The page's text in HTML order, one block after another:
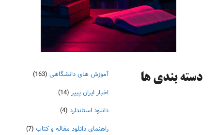
دسته‌ بندی ها آموزش های دانشگاهی (163)
اخبار ایران پیپر (14)
دانلود استاندارد (4)
راهنمای دانلود مقاله و کتاب (7)